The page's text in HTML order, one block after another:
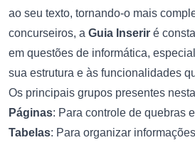
ao seu texto, tornando-o mais
concurseiros, a Guia Inserir é
em questões de informática,
sua estrutura e às funcionalidades
Os principais grupos presentes
Páginas: Para controle de quebras
Tabelas: Para organizar